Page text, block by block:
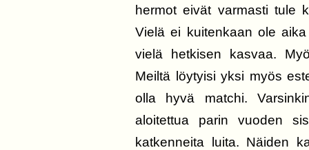
hermot eivät varmasti tule
Vielä ei kuitenkaan ole
vielä hetkisen kasvaa.
Meiltä löytyisi yksi myös
olla hyvä matchi.
aloitettua parin vuoden
katkenneita luita. Näiden